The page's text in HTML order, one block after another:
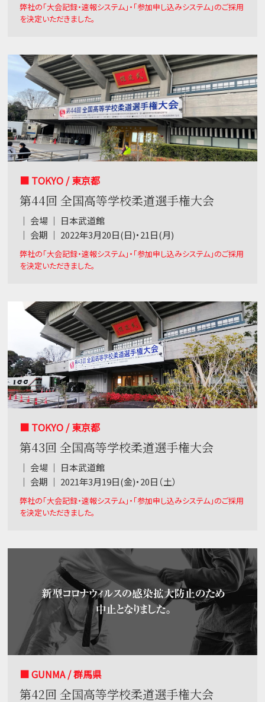
弊社の「大会記録・速報システム」・「参加申し込みシステム」のご採用
を決定いただきました。
■ TOKYO / 東京都
第44回 全国高等学校柔道選手権大会
｜ 会場 ｜ 日本武道館
｜ 会期 ｜ 2022年3月20日(日)・21日(月)
弊社の「大会記録・速報システム」・「参加申し込みシステム」のご採用
を決定いただきました。
■ TOKYO / 東京都
第43回 全国高等学校柔道選手権大会
｜ 会場 ｜ 日本武道館
｜ 会期 ｜ 2021年3月19日(金)・20日（土）
弊社の「大会記録・速報システム」・「参加申し込みシステム」のご採用
を決定いただきました。
■ GUNMA / 群馬県
第42回 全国高等学校柔道選手権大会